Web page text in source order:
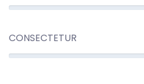
CONSECTETUR